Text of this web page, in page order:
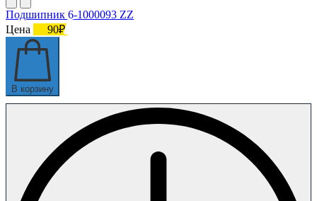
Подшипник 6-1000093 ZZ
Цена
90₽
В корзину